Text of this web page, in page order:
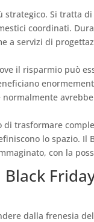
strategico. Si tratta
coordinati.
a servizi di
il risparmio può
trasformare
lo spazio. Il
con la
dalla frenesia